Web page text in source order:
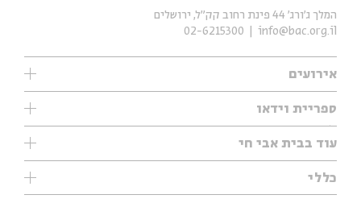
אירועים
עיון
אנגלית
נוער
ספריית וידאו
ילדים
מוזיקה
עיון
מיוחדים
עוד בבית אבי חי
תערוכות
מיוחדים
כללי
המלך ג'ורג' 44 פינת רחוב קק״ל, ירושלים
info@bac.org.il
02-6215300